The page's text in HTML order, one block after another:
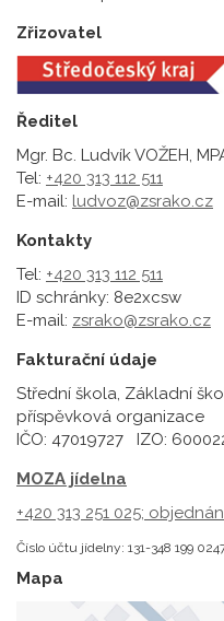
Zřizovatel
Ředitel
Mgr. Bc. Ludvík VOŽEH,
Tel: +420 313 112 511
E-mail: ludvoz@zsrako.cz
Kontakty
Tel: +420 313 112 511
ID schránky: 8e2xcsw
E-mail: zsrako@zsrako.cz
Fakturační údaje
Střední škola, Základní
příspěvková organizace
IČO: 47019727 IZO:
MOZA jídelna
+420 313 251 025;
Číslo účtu jídelny: 131-348 199
Mapa